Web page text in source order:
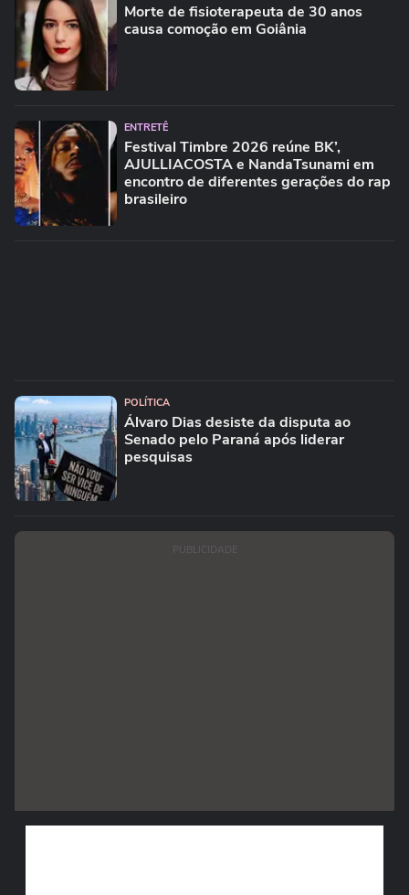
Morte de fisioterapeuta de 30 anos
causa comoção em Goiânia
ENTRETÊ
Festival Timbre 2026 reúne BK’,
AJULLIACOSTA e NandaTsunami em
encontro de diferentes gerações do rap
brasileiro
POLÍTICA
Álvaro Dias desiste da disputa ao
Senado pelo Paraná após liderar
pesquisas
PUBLICIDADE